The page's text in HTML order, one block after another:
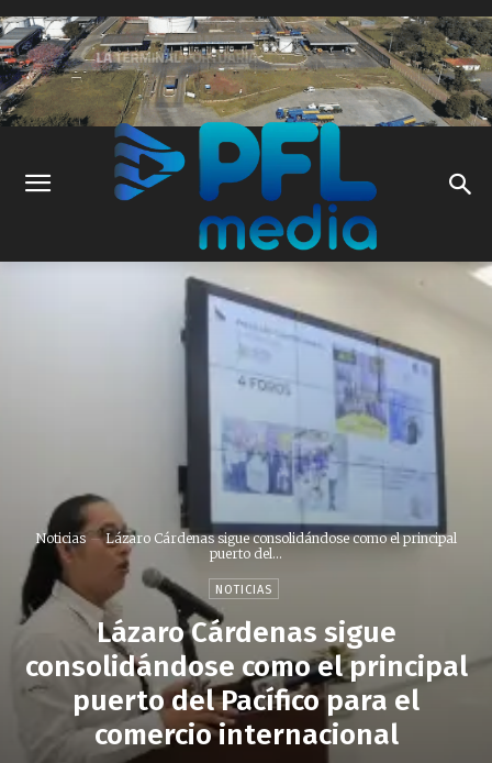
Noticias
Lázaro Cárdenas sigue consolidándose como el principal
puerto del...
NOTICIAS
Lázaro Cárdenas sigue
consolidándose como el principal
puerto del Pacífico para el
comercio internacional